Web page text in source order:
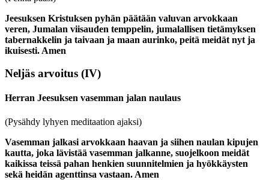
Jeesuksen Kristuksen pyhän päätään valuvan arvokkaan
veren, Jumalan viisauden temppelin, jumalallisen tietämyksen
tabernakkelin ja taivaan ja maan aurinko, peitä meidät nyt ja
ikuisesti. Amen
Neljäs arvoitus (IV)
Herran Jeesuksen vasemman jalan naulaus
(Pysähdy lyhyen meditaation ajaksi)
Vasemman jalkasi arvokkaan haavan ja siihen naulan kipujen
kautta, joka lävistää vasemman jalkanne, suojelkoon meidät
kaikissa teissä pahan henkien suunnitelmien ja hyökkäysten
sekä heidän agenttinsa vastaan. Amen